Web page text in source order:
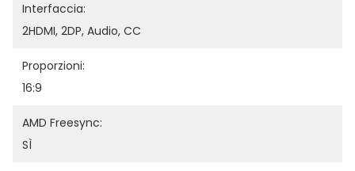
Interfaccia:
2HDMI, 2DP, Audio, CC
Proporzioni:
16:9
AMD Freesync:
SÌ